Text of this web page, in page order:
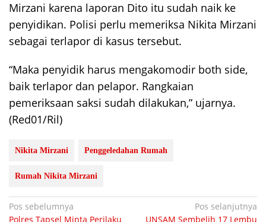
Mirzani karena laporan Dito itu sudah naik ke
penyidikan. Polisi perlu memeriksa Nikita Mirzani
sebagai terlapor di kasus tersebut.
“Maka penyidik harus mengakomodir both side,
baik terlapor dan pelapor. Rangkaian
pemeriksaan saksi sudah dilakukan,” ujarnya.
(Red01/Ril)
Nikita Mirzani Penggeledahan Rumah
Rumah Nikita Mirzani
Navigasi
Pos sebelumnya
Polres Tapsel Minta Perilaku
Pos selanjutnya
UNSAM Sembelih 17 Lembu